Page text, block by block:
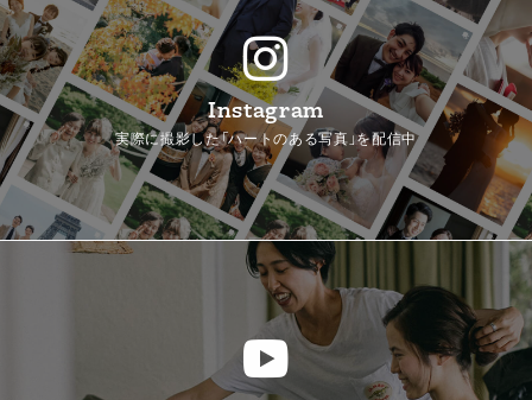
Instagram
実際に撮影した「ハートのある写真」を配信中